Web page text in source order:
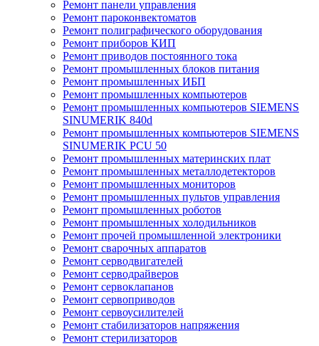
Ремонт панели управления
Ремонт пароконвектоматов
Ремонт полиграфического оборудования
Ремонт приборов КИП
Ремонт приводов постоянного тока
Ремонт промышленных блоков питания
Ремонт промышленных ИБП
Ремонт промышленных компьютеров
Ремонт промышленных компьютеров SIEMENS
SINUMERIK 840d
Ремонт промышленных компьютеров SIEMENS
SINUMERIK PCU 50
Ремонт промышленных материнских плат
Ремонт промышленных металлодетекторов
Ремонт промышленных мониторов
Ремонт промышленных пультов управления
Ремонт промышленных роботов
Ремонт промышленных холодильников
Ремонт прочей промышленной электроники
Ремонт сварочных аппаратов
Ремонт серводвигателей
Ремонт серводрайверов
Ремонт сервоклапанов
Ремонт сервоприводов
Ремонт сервоусилителей
Ремонт стабилизаторов напряжения
Ремонт стерилизаторов